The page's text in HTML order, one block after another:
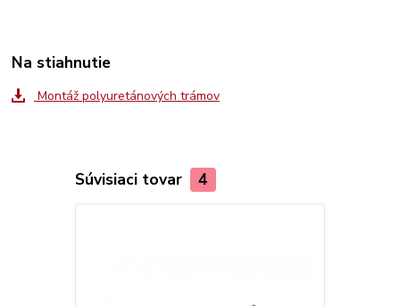
Na stiahnutie
Montáž polyuretánových trámov
Súvisiaci tovar 4